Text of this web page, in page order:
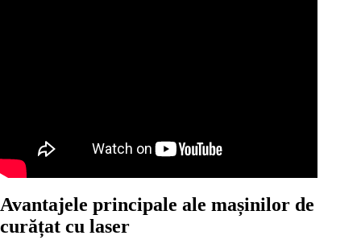
Avantajele principale ale mașinilor de
curățat cu laser